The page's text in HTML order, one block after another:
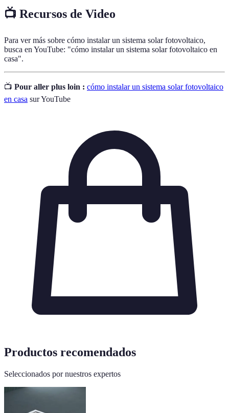
📺 Recursos de Video
Para ver más sobre cómo instalar un sistema solar fotovoltaico,
busca en YouTube: "cómo instalar un sistema solar fotovoltaico en
casa".
📺 Pour aller plus loin : cómo instalar un sistema solar fotovoltaico
en casa sur YouTube
Productos recomendados
Seleccionados por nuestros expertos